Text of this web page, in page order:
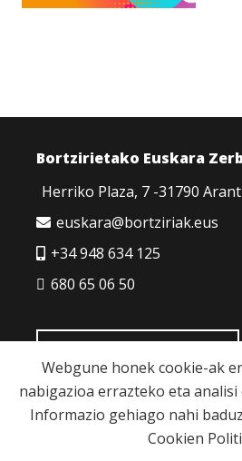
Bortzirietako Euskara
Herriko Plaza, 7 -31790
euskara@bortziriak.eus
+34 948 634 125
680 65 06 50
Webgune honek cookie-ak
nabigazioa errazteko eta
Informazio gehiago nahi
Cookien